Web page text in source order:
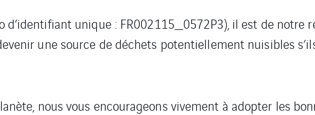
d’identifiant unique : FR002115_0572P3), il est de notre
une source de déchets potentiellement nuisibles
nous vous encourageons vivement à adopter les